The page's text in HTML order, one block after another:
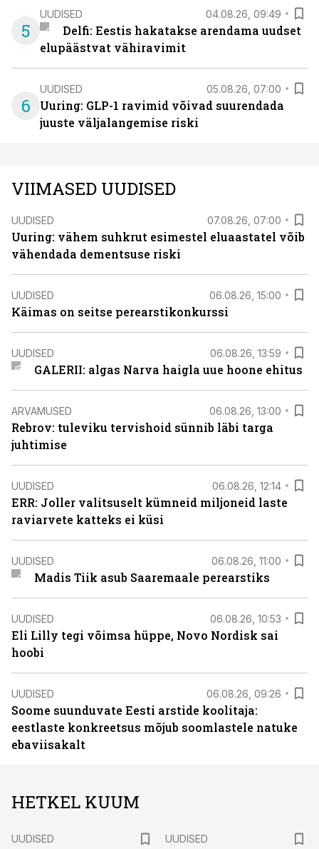
5
UUDISED 04.08.26, 09:49
Delfi: Eestis hakatakse arendama uudset
elupäästvat vähiravimit
6
UUDISED 05.08.26, 07:00
Uuring: GLP-1 ravimid võivad suurendada
juuste väljalangemise riski
VIIMASED UUDISED
UUDISED 07.08.26, 07:00
Uuring: vähem suhkrut esimestel eluaastatel võib
vähendada dementsuse riski
UUDISED 06.08.26, 15:00
Käimas on seitse perearstikonkurssi
UUDISED 06.08.26, 13:59
GALERII: algas Narva haigla uue hoone ehitus
ARVAMUSED 06.08.26, 13:00
Rebrov: tuleviku tervishoid sünnib läbi targa
juhtimise
UUDISED 06.08.26, 12:14
ERR: Joller valitsuselt kümneid miljoneid laste
raviarvete katteks ei küsi
UUDISED 06.08.26, 11:00
Madis Tiik asub Saaremaale perearstiks
UUDISED 06.08.26, 10:53
Eli Lilly tegi võimsa hüppe, Novo Nordisk sai
hoobi
UUDISED 06.08.26, 09:26
Soome suunduvate Eesti arstide koolitaja:
eestlaste konkreetsus mõjub soomlastele natuke
ebaviisakalt
HETKEL KUUM
UUDISED
UUDISED